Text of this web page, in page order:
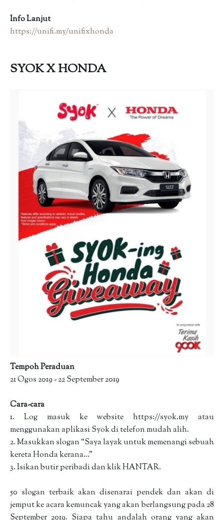
Info Lanjut
https://unifi.my/unifixhonda
SYOK X HONDA
Tempoh Peraduan
21 Ogos 2019 - 22 September 2019
Cara-cara
1. Log masuk ke website https://syok.my atau
menggunakan aplikasi Syok di telefon mudah alih.
2. Masukkan slogan “Saya layak untuk memenangi sebuah
kereta Honda kerana…”
3. Isikan butir peribadi dan klik HANTAR.
50 slogan terbaik akan disenarai pendek dan akan di
jemput ke acara kemuncak yang akan berlangsung pada 28
September 2019. Siapa tahu andalah orang yang akan